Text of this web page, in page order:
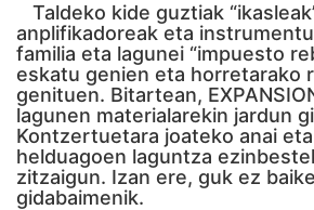
Taldeko kide guztiak
anplifikadoreak eta
familia eta lagunei “impuesto
eskatu genien eta horretarako
genituen. Bitartean,
lagunen materialarekin jardun
Kontzertuetara joateko anai
helduagoen laguntza
zitzaigun. Izan ere, guk ez
gidabaimenik.